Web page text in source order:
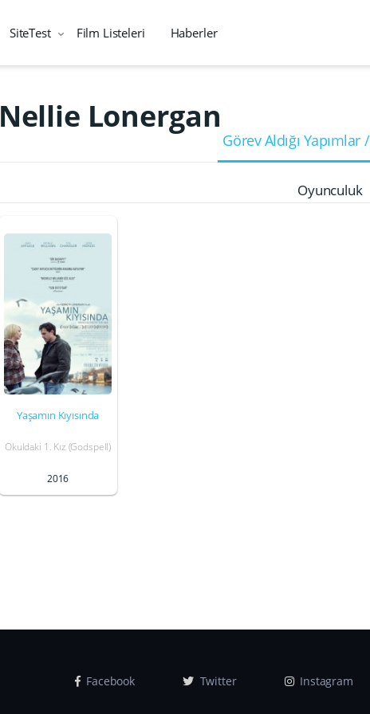
SiteTest Film Listeleri Haberler
Nellie Lonergan
Görev Aldığı
Oyunculuk
Yaşamın Kıyısında
Okuldaki 1. Kız (Godspell)
2016
Facebook Twitter Instagram